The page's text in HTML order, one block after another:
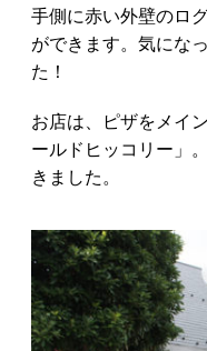
手側に赤い外壁のロ
ができます。気にな
た！
お店は、ピザをメイ
ールドヒッコリー」
きました。